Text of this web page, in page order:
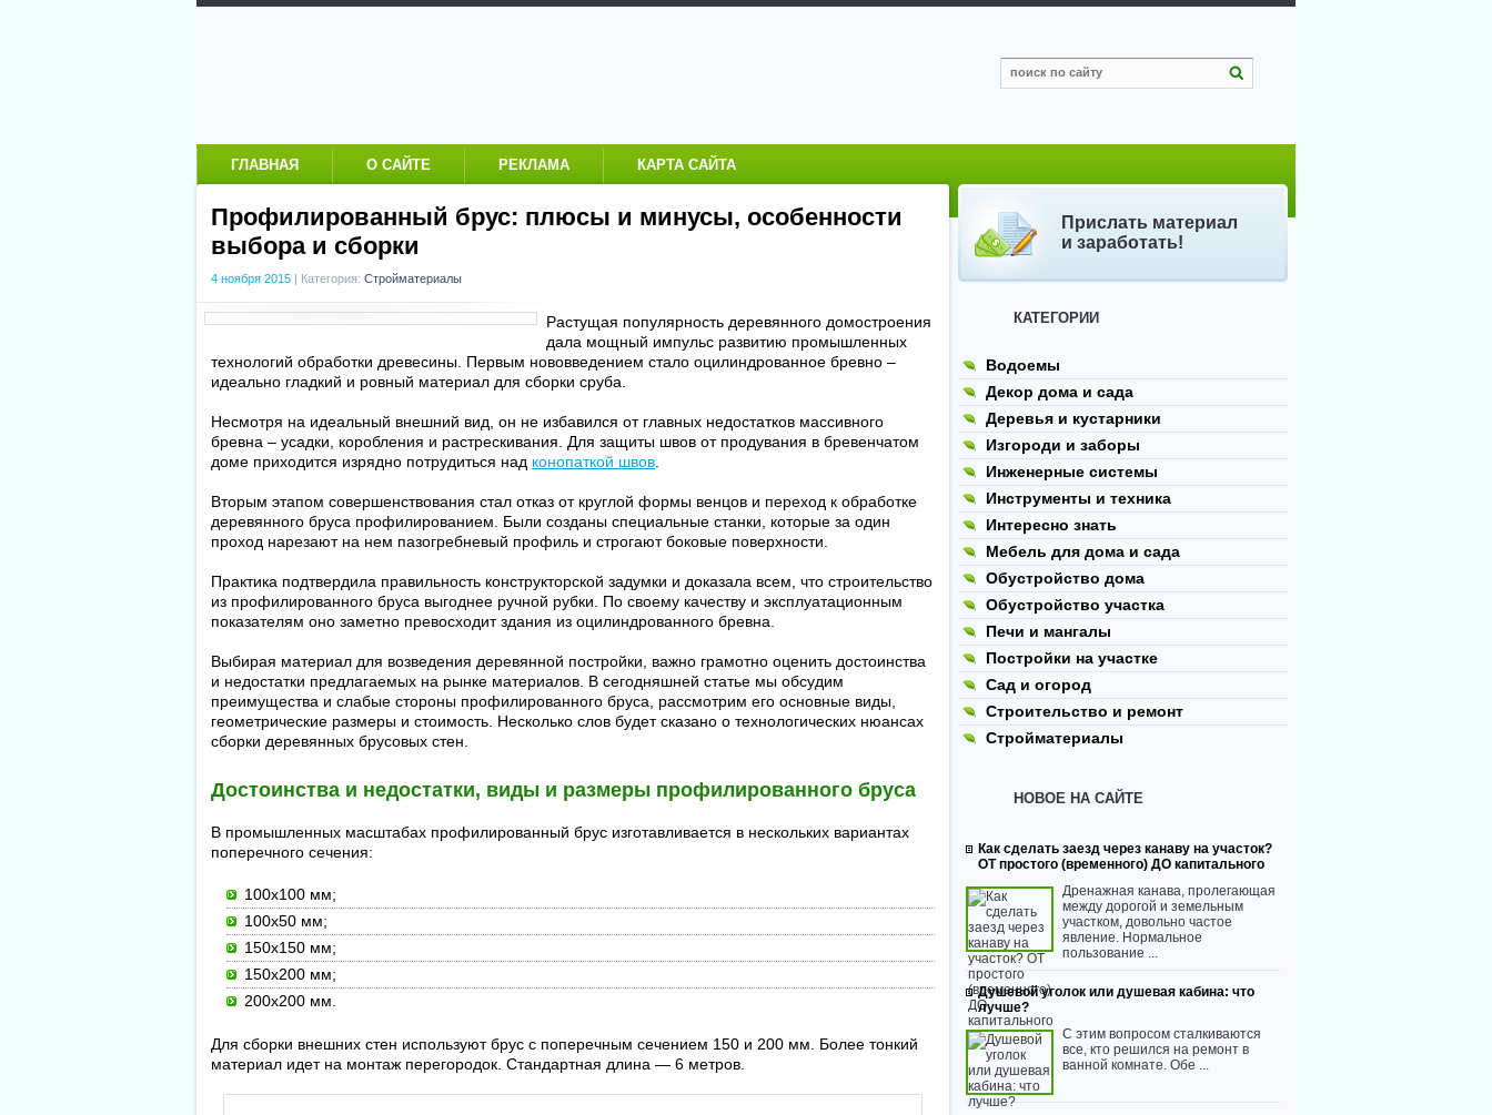
ГЛАВНАЯ О САЙТЕ РЕКЛАМА КАРТА САЙТА
Профилированный брус: плюсы и минусы, особенности
выбора и сборки
4 ноября 2015 | Категория: Стройматериалы
Растущая популярность деревянного домостроения
дала мощный импульс развитию промышленных
технологий обработки древесины. Первым нововведением стало оцилиндрованное бревно –
идеально гладкий и ровный материал для сборки сруба.
Несмотря на идеальный внешний вид, он не избавился от главных недостатков массивного
бревна – усадки, коробления и растрескивания. Для защиты швов от продувания в бревенчатом
доме приходится изрядно потрудиться над конопаткой швов
Вторым этапом совершенствования стал отказ от круглой формы венцов и переход к обработке
деревянного бруса профилированием. Были созданы специальные станки, которые за один
проход нарезают на нем пазогребневый профиль и строгают боковые поверхности.
Практика подтвердила правильность конструкторской задумки и доказала всем, что строительство
из профилированного бруса выгоднее ручной рубки. По своему качеству и эксплуатационным
показателям оно заметно превосходит здания из оцилиндрованного бревна.
Выбирая материал для возведения деревянной постройки, важно грамотно оценить достоинства
и недостатки предлагаемых на рынке материалов. В сегодняшней статье мы обсудим
преимущества и слабые стороны профилированного бруса, рассмотрим его основные виды,
геометрические размеры и стоимость. Несколько слов будет сказано о технологических нюансах
сборки деревянных брусовых стен.
Достоинства и недостатки, виды и размеры профилированного бруса
В промышленных масштабах профилированный брус изготавливается в нескольких вариантах
поперечного сечения:
100х100 мм;
100х50 мм;
150х150 мм;
150х200 мм;
200х200 мм.
Для сборки внешних стен используют брус с поперечным сечением 150 и 200 мм. Более тонкий
материал идет на монтаж перегородок. Стандартная длина — 6 метров.
Прислать материал
и заработать!
КАТЕГОРИИ
Водоемы
Декор дома и сада
Деревья и кустарники
Изгороди и заборы
Инженерные системы
Инструменты и техника
Интересно знать
Мебель для дома и сада
Обустройство дома
Обустройство участка
Печи и мангалы
Постройки на участке
Сад и огород
Строительство и ремонт
Стройматериалы
НОВОЕ НА САЙТЕ
Как сделать заезд через канаву на участок?
ОТ простого (временного) ДО капитального
Дренажная канава, пролегающая
между дорогой и земельным
участком, довольно частое
явление. Нормальное
пользование ...
Душевой уголок или душевая кабина: что
лучше?
С этим вопросом сталкиваются
все, кто решился на ремонт в
ванной комнате. Обе ...